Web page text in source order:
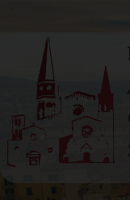
content